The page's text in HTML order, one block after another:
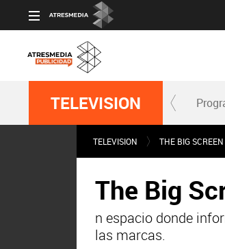
TELEVISION
TELEVISION THE BIG
The Big
n espacio donde
las marcas.